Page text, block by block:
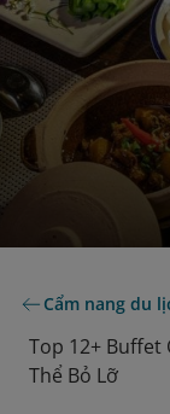
Cẩm nang du
Top 12+ Buffet
Thể Bỏ Lỡ